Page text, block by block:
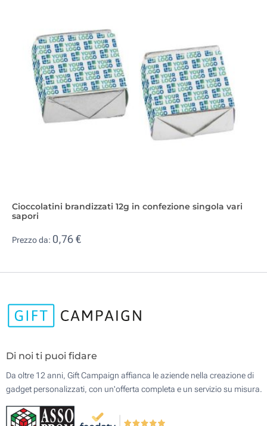
Cioccolatini brandizzati 12g in confezione singola vari
sapori
Prezzo da: 0,76 €
Di noi ti puoi fidare
Da oltre 12 anni, Gift Campaign affianca le aziende nella creazione di
gadget personalizzati, con un'offerta completa e un servizio su misura.